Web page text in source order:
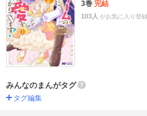
3巻 完結
103人 がお気に入り登
みんなのまんがタグ
タグ編集